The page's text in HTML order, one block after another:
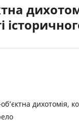
об’єктна дихотомія,